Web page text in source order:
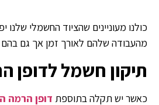
כולנו מעוניינים שהציוד החשמלי
מהעבודה שלהם לאורך זמן אך גם
תיקון חשמל לדופן
כאשר יש תקלה בתוספת דופן הרמה